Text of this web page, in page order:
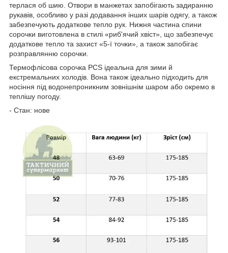
терлася об шию. Отвори в манжетах запобігають задиранню
рукавів, особливо у разі додавання інших шарів одягу, а також
забезпечують додаткове тепло рук. Нижня частина спини
сорочки виготовлена в стилі «риб'ячий хвіст», що забезпечує
додаткове тепло та захист «5-ї точки», а також запобігає
розправлянню сорочки.
Термофлісова сорочка PCS ідеальна для зими й
екстремальних холодів. Вона також ідеально підходить для
носіння під водонепроникним зовнішнім шаром або окремо в
теплішу погоду.
- Стан: нове